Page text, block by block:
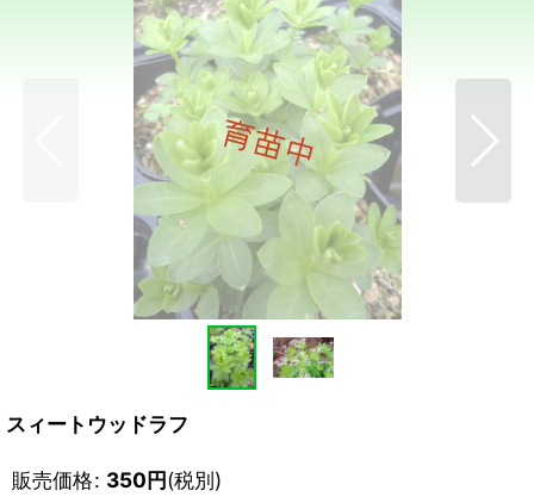
スィートウッドラフ
販売価格: 350円(税別)